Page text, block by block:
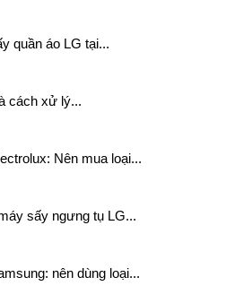
quần áo LG tại...
cách xử lý...
Nên mua loại...
sấy ngưng tụ LG...
nên dùng loại...